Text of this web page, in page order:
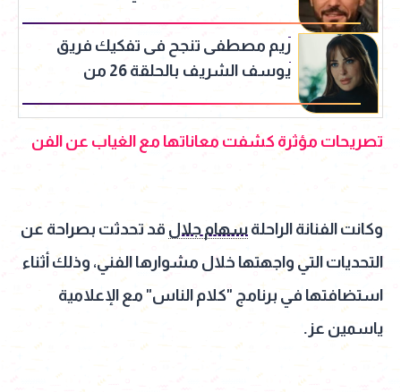
ريم مصطفى تنجح فى تفكيك فريق
يوسف الشريف بالحلقة 26 من
تصريحات مؤثرة كشفت معاناتها مع الغياب عن الفن
وكانت الفنانة الراحلة سهام جلال قد تحدثت بصراحة عن
التحديات التي واجهتها خلال مشوارها الفني، وذلك أثناء
استضافتها في برنامج "كلام الناس" مع الإعلامية
ياسمين عز.